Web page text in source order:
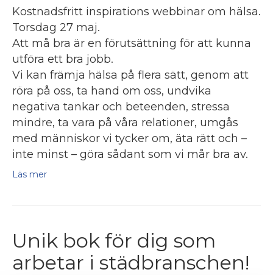
Kostnadsfritt inspirations webbinar om hälsa.
Torsdag 27 maj.
Att må bra är en förutsättning för att kunna
utföra ett bra jobb.
Vi kan främja hälsa på flera sätt, genom att
röra på oss, ta hand om oss, undvika
negativa tankar och beteenden, stressa
mindre, ta vara på våra relationer, umgås
med människor vi tycker om, äta rätt och –
inte minst – göra sådant som vi mår bra av.
Läs mer
Unik bok för dig som
arbetar i städbranschen!